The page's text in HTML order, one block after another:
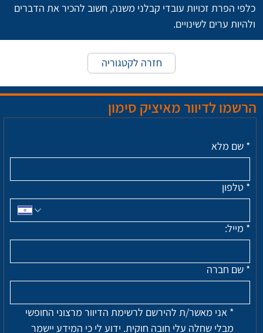
כלפי הפרת זכויות עובדי קבלני משנה, חשוב להכיר את הדברים
ולהיות ערים לשינויים.
חזרה לקטגוריה
הרשמו לדיוור מאיציק סימון
* שם מלא
* טלפון
* מייל:
* שם חברה
*